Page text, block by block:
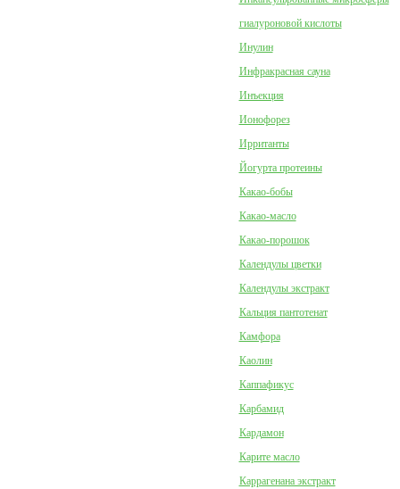
гиалуроновой кислоты
Инулин
Инфракрасная сауна
Инъекция
Ионофорез
Ирританты
Йогурта протеины
Какао-бобы
Какао-масло
Какао-порошок
Календулы цветки
Календулы экстракт
Кальция пантотенат
Камфора
Каолин
Каппафикус
Карбамид
Кардамон
Карите масло
Каррагенана экстракт